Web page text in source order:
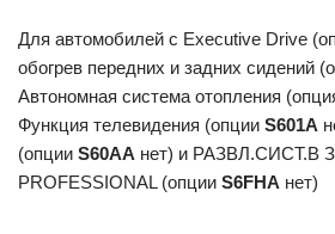
Для автомобилей с Executive Drive
обогрев передних и задних сидений
Автономная система отопления
Функция телевидения (опции S601A
(опции S60AA нет) и РАЗВЛ.СИСТ.В
PROFESSIONAL (опции S6FHA нет)